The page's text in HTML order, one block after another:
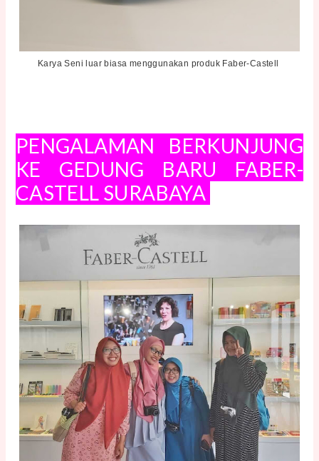
Karya Seni luar biasa menggunakan produk Faber-Castell
PENGALAMAN BERKUNJUNG
KE GEDUNG BARU FABER-
CASTELL SURABAYA